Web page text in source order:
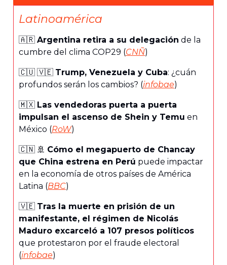
Latinoamérica
🇦🇷 Argentina retira a su delegación de la
cumbre del clima COP29 (CNÑ)
🇨🇺 🇻🇪 Trump, Venezuela y Cuba: ¿cuán
profundos serán los cambios? (infobae)
🇲🇽 Las vendedoras puerta a puerta
impulsan el ascenso de Shein y Temu en
México (RoW)
🇨🇳 🚢 Cómo el megapuerto de Chancay
que China estrena en Perú puede impactar
en la economía de otros países de América
Latina (BBC)
🇻🇪 Tras la muerte en prisión de un
manifestante, el régimen de Nicolás
Maduro excarceló a 107 presos políticos
que protestaron por el fraude electoral
(infobae)